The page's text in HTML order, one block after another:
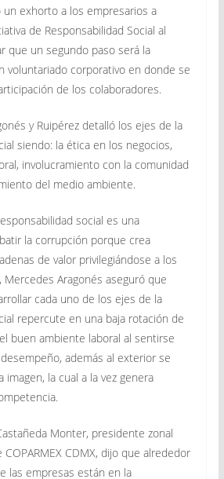
un exhorto a los empresarios a
de Responsabilidad Social al
que un segundo paso será la
voluntariado corporativo en donde se
de los colaboradores.
y Ruipérez detalló los ejes de la
siendo: la ética en los negocios,
involucramiento con la comunidad
del medio ambiente.
social es una
la corrupción porque crea
de valor privilegiándose a los
Mercedes Aragonés aseguró que
cada uno de los ejes de la
repercute en una baja rotación de
buen ambiente laboral al sentirse
además al exterior se
imagen, la cual a la vez genera
Monter, presidente zonal
CDMX, dijo que alrededor
las empresas están en la